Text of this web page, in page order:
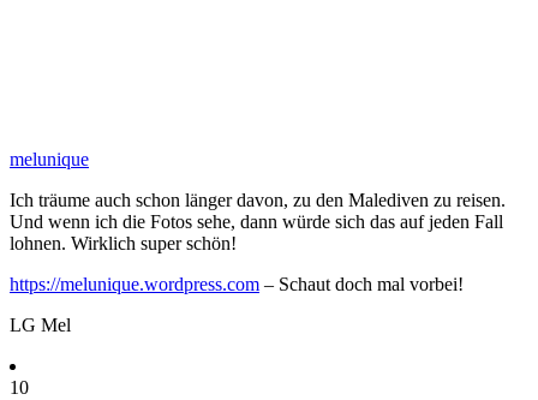
melunique
Ich träume auch schon länger davon, zu den Malediven zu reisen.
Und wenn ich die Fotos sehe, dann würde sich das auf jeden Fall
lohnen. Wirklich super schön!
https://melunique.wordpress.com – Schaut doch mal vorbei!
LG Mel
10